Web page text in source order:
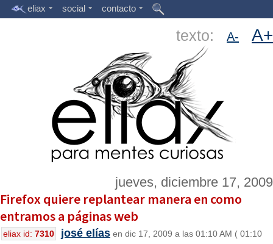
eliax social contacto
texto: A- A+
jueves, diciembre 17, 2009
Firefox quiere replantear manera en como
entramos a páginas web
eliax id: 7310 josé elías en dic 17, 2009 a las 01:10 AM ( 01:10